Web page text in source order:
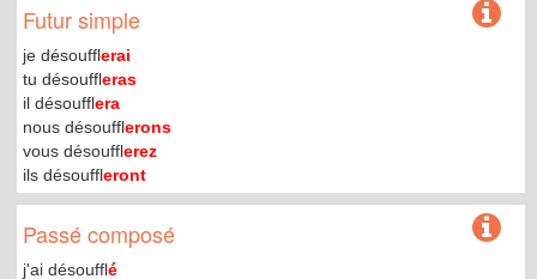
Futur simple
je désoufflerai
tu désouffleras
il désoufflera
nous désoufflerons
vous désoufflerez
ils désouffleront
Passé composé
j'ai désoufflé